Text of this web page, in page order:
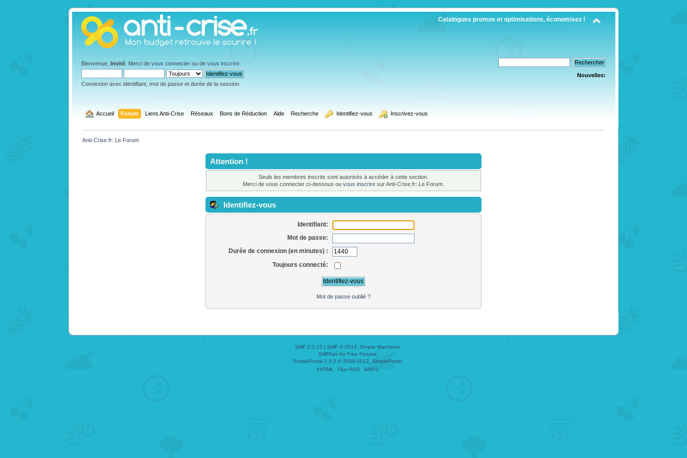
Catalogues promos et optimisations, économisez !
Bienvenue,Invité . Merci devous connecter ou devous inscrire
Connexion avec identifiant, mot de passe et durée de la session
Nouvelles:
Accueil Forum Liens Anti-Crise Réseaux Bons de Réduction Aide Recherche Identifiez-vous Inscrivez-vous
Anti-Crise.fr: Le Forum
Attention !
Seuls les membres inscrits sont autorisés à accéder à cette section.
Merci de vous connecter ci-dessous ou vous inscriresur Anti-Crise.fr: Le Forum.
Identifiez-vous
Identifiant:
Mot de passe:
Durée de connexion (en minutes) :
Toujours connecté:
Mot de passe oublié ?
SMF 2.0.15 | SMF © 2014
Simple Machines
SMFAdsfor Free Forums
SimplePortal 2.3.5 © 2008-2012, SimplePortal
XHTML
Flux RSS WAP2